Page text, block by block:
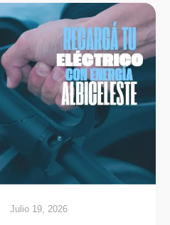
Julio 19, 2026